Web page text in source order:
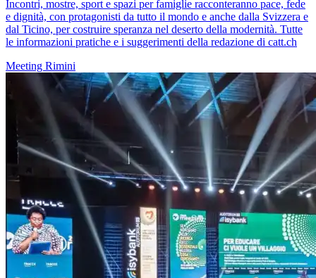
Incontri, mostre, sport e spazi per famiglie racconteranno pace, fede
e dignità, con protagonisti da tutto il mondo e anche dalla Svizzera e
dal Ticino, per costruire speranza nel deserto della modernità. Tutte
le informazioni pratiche e i suggerimenti della redazione di catt.ch
Meeting Rimini